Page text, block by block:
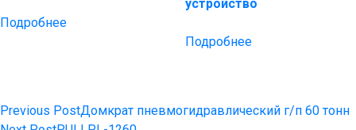
Подробнее
устройство
Подробнее
Навигация
Previous PostДомкрат пневмогидравлический г/п 60 тонн